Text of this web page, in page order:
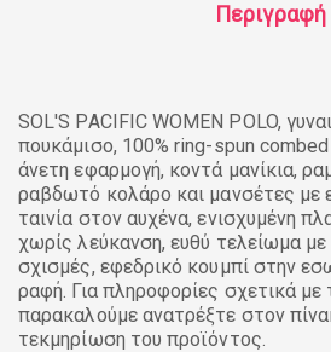
Περιγραφή
SOL'S PACIFIC WOMEN POLO,
πουκάμισο, 100% ring-spun
άνετη εφαρμογή, κοντά μανίκια,
ραβδωτό κολάρο και μανσέτες με
ταινία στον αυχένα, ενισχυμένη
χωρίς λεύκανση, ευθύ τελείωμα με
σχισμές, εφεδρικό κουμπί στην
ραφή. Για πληροφορίες σχετικά με
παρακαλούμε ανατρέξτε στον
τεκμηρίωση του προϊόντος.